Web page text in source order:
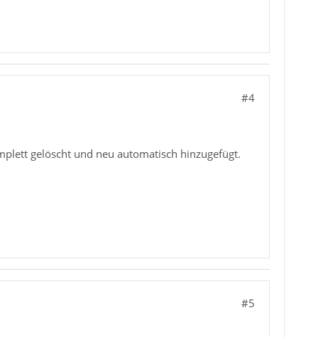
#4
gelöscht und neu automatisch hinzugefügt.
#5